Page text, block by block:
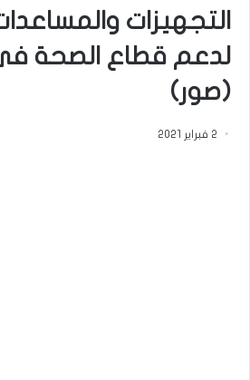
التجهيزات
لدعم قطاع الصحة
(صور)
2 فبراير 2021